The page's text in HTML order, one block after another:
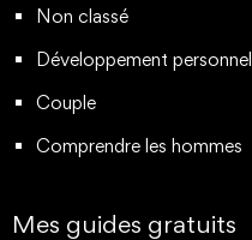
Non classé
Développement personnel
Couple
Comprendre les hommes
Mes guides gratuits